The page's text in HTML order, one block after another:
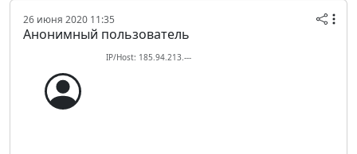
26 июня 2020 11:35
Анонимный пользователь
IP/Host: 185.94.213.---